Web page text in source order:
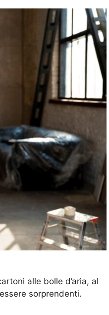
alle bolle d’aria, al
sorprendenti.